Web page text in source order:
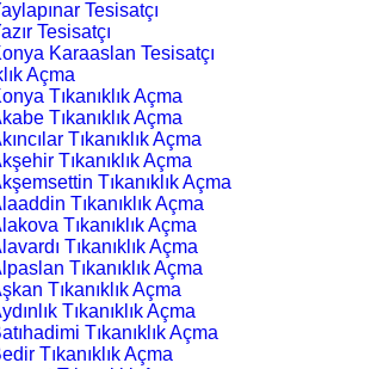
Tesisatçı
Tesisatçı
Karaaslan Tesisatçı
Açma
Tıkanıklık Açma
Tıkanıklık Açma
Tıkanıklık Açma
Tıkanıklık Açma
Tıkanıklık Açma
Tıkanıklık Açma
Tıkanıklık Açma
Tıkanıklık Açma
Tıkanıklık Açma
Tıkanıklık Açma
Tıkanıklık Açma
Tıkanıklık Açma
Tıkanıklık Açma